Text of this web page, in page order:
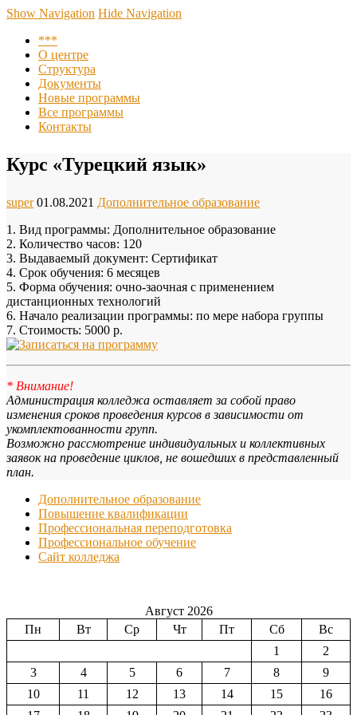
Центр повышения квалификации, подготовки и
Шамиля
Show Navigation Hide Navigation
***
О центре
Структура
Документы
Новые программы
Все программы
Контакты
Курс «Турецкий язык»
super 01.08.2021 Дополнительное образование
1. Вид программы: Дополнительное образование
2. Количество часов: 120
3. Выдаваемый документ: Сертификат
4. Срок обучения: 6 месяцев
5. Форма обучения: очно-заочная с применением
дистанционных технологий
6. Начало реализации программы: по мере набора группы
7. Стоимость: 5000 р.
* Внимание!
Администрация колледжа оставляет за собой право
изменения сроков проведения курсов в зависимости от
укомплектованности групп.
Возможно рассмотрение индивидуальных и коллективных
заявок на проведение циклов, не вошедших в представленный
план.
Дополнительное образование
Повышение квалификации
Профессиональная переподготовка
Профессиональное обучение
Сайт колледжа
Август 2026
Пн
Вт Ср Чт Пт Сб
Вс
1
2
3
4 5 6 7 8
9
10
11 12 13 14 15
16